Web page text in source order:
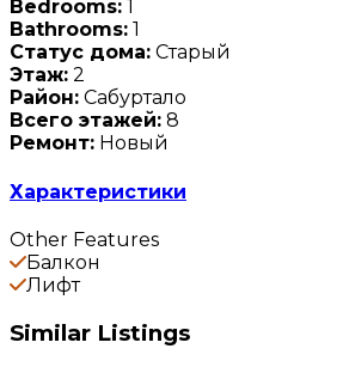
Bedrooms: 1
Bathrooms: 1
Статус дома: Старый
Этаж: 2
Район: Сабуртало
Всего этажей: 8
Ремонт: Новый
Характеристики
Other Features
Балкон
Лифт
Similar Listings